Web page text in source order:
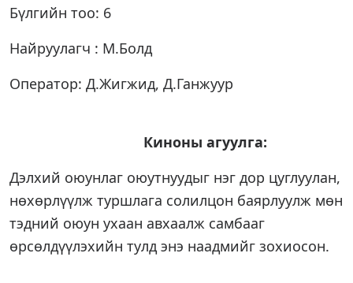
Бүлгийн тоо: 6
Найруулагч : М.Болд
Оператор: Д.Жигжид, Д.Ганжуур
Киноны агуулга:
Дэлхий оюунлаг оюутнуудыг нэг дор цуглуулан,
нөхөрлүүлж туршлага солилцон баярлуулж мөн
тэдний оюун ухаан авхаалж самбааг
өрсөлдүүлэхийн тулд энэ наадмийг зохиосон.